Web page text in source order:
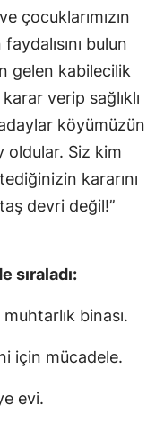
çocuklarımızın
bulun
gelen kabilecilik
verip sağlıklı
köyümüzün
oldular. Siz kim
kararını
devri değil!’’
sıraladı:
binası.
için mücadele.
evi.